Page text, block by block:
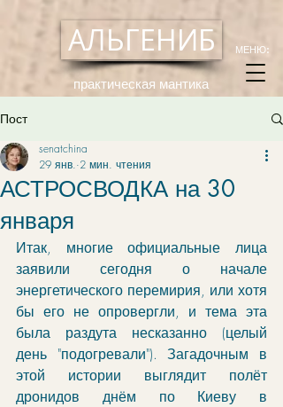
АЛЬГЕНИБ
практическая мантика
МЕНЮ:
Пост
АСТРОСВОДКА на 30
января
senatchina
29 янв. 2 мин. чтения
Итак, многие официальные лица
заявили сегодня о начале
энергетического перемирия, или хотя
бы его не опровергли, и тема эта
была раздута несказанно (целый
день "подогревали"). Загадочным в
этой истории выглядит полёт
дронидов днём по Киеву в